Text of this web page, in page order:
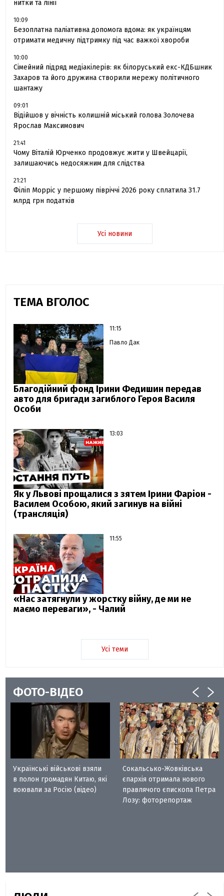
нитки та лінії
10:09
Безоплатна паліативна допомога вдома: як українцям
отримати медичну підтримку під час важкої хвороби
10:00
Сімейний підряд медіакілерів: як білоруський екс-КДБшник
Захаров та його дружина створили мережу політичного
шантажу
09:01
Відійшов у вічність колишній міський голова Золочева
Ярослав Максимович
21:41
Чому Віталій Юрченко продовжує жити у Швейцарії,
залишаючись недосяжним для слідства
21:21
Філіп Морріс у першому півріччі 2026 року сплатила 31.7
млрд грн податків
Усі новини
ТЕМА ВГОЛОС
11:15
Павло Дак
Благодійний фонд Ірини Федишин передав
авто для бригади загиблого Героя Василя
Особи
13:03
Як у Львові прощалися з зятем Ірини Фаріон -
Василем Особою, який загинув на війні
(трансляція)
11:55
«Нас затягнули у жорстку війну, де ми не
маємо переваги», - Чалий
Усі теми
ФОТО-ВІДЕО
Українські військові взяли
в полон громадян Китаю, які
воювали за Росію (відео)
Сокальсько-Жовківська
єпархія отримала нового
правлячого єпископа Петра
Лозу: фоторепортаж